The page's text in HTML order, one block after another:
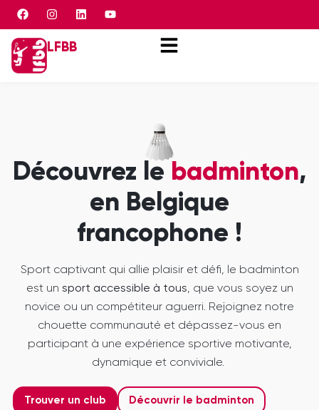
Panneau de gestion des cookies
LFBB
Découvrez le badminton,
en Belgique
francophone !
Sport captivant qui allie plaisir et défi, le badminton
est un sport accessible à tous, que vous soyez un
novice ou un compétiteur aguerri. Rejoignez notre
chouette communauté et dépassez-vous en
participant à une expérience sportive motivante,
dynamique et conviviale.
Trouver un club Découvrir le badminton